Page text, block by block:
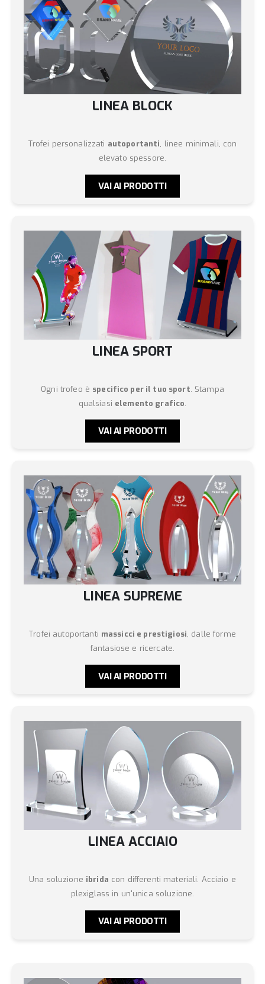
LINEA BLOCK
Trofei personalizzati autoportanti, linee minimali, con
elevato spessore.
VAI AI PRODOTTI
LINEA SPORT
Ogni trofeo è specifico per il tuo sport. Stampa
qualsiasi elemento grafico.
VAI AI PRODOTTI
LINEA SUPREME
Trofei autoportanti massicci e prestigiosi, dalle forme
fantasiose e ricercate.
VAI AI PRODOTTI
LINEA ACCIAIO
Una soluzione ibrida con differenti materiali. Acciaio e
plexiglass in un'unica soluzione.
VAI AI PRODOTTI